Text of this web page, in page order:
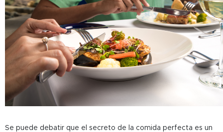
Se puede debatir que el secreto de la comida perfecta es un